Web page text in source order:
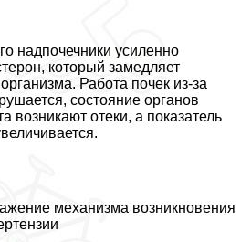
надпочечники усиленно
который замедляет
Работа почек из-за
состояние органов
возникают отеки, а показатель
механизма возникновения